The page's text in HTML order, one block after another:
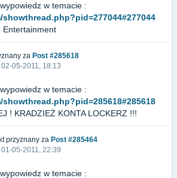
w temacie :
Entertainment
za Post #285618
05-2011, 18:13
w temacie :
! KRADZIEŻ KONTA LOCKERZ !!!
przyznany za Post #285464
05-2011, 22:39
w temacie :